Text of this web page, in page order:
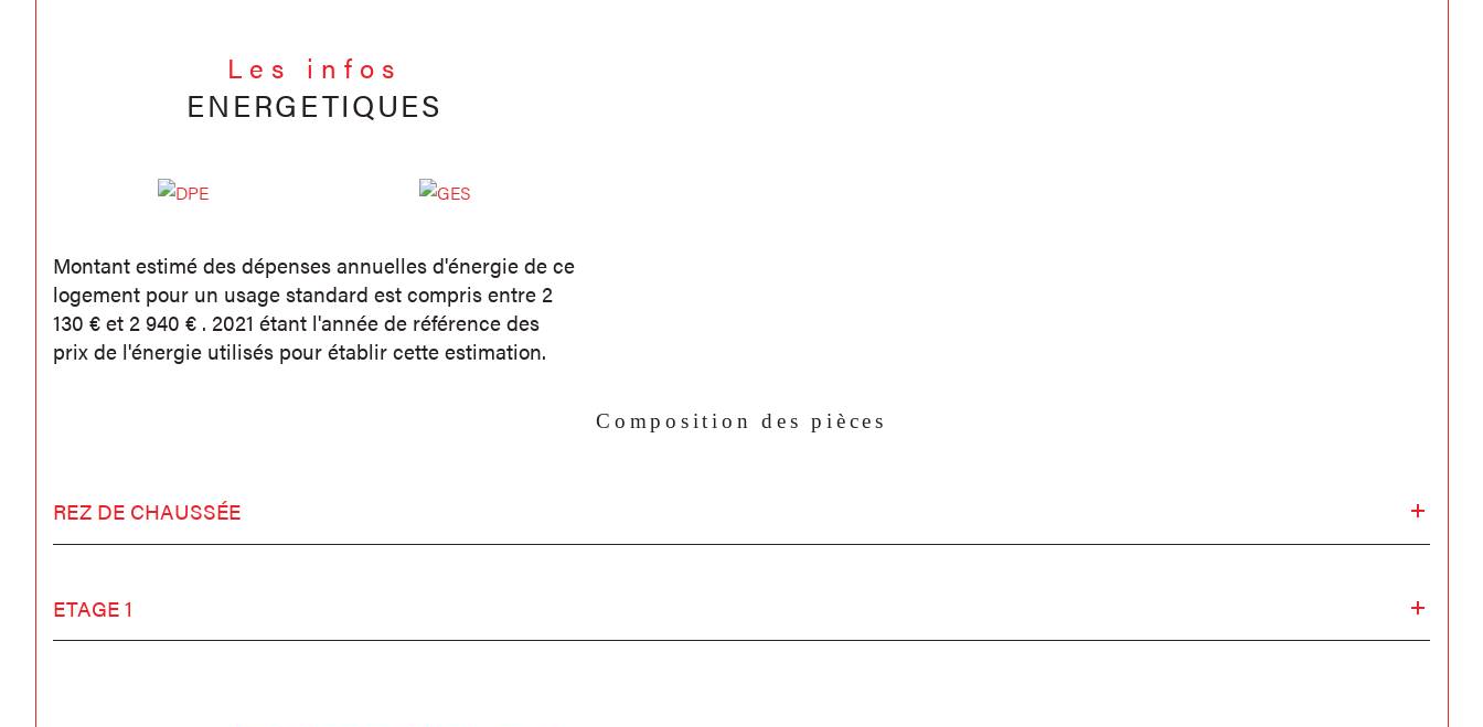
Les infos
ENERGETIQUES
Montant estimé des dépenses annuelles d'énergie de ce
logement pour un usage standard est compris entre 2
130 € et 2 940 € . 2021 étant l'année de référence des
prix de l'énergie utilisés pour établir cette estimation.
Composition des pièces
REZ DE CHAUSSÉE
ETAGE 1